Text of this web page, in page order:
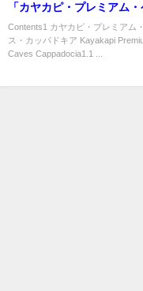
「カヤカピ・プレミアム・
ブス・カッパドキア」
Contents1 カヤカピ・プレミアム
ス・カッパドキア Kayakapi
Caves Cappadocia1.1 ...